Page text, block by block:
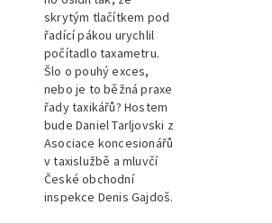
skrytým tlačítkem pod
řadící pákou urychlil
počítadlo taxametru.
Šlo o pouhý exces,
nebo je to běžná praxe
řady taxikářů? Hostem
bude Daniel Tarljovski z
Asociace koncesionářů
v taxislužbě a mluvčí
České obchodní
inspekce Denis Gajdoš.